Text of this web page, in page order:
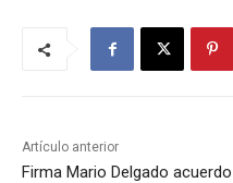
Artículo anterior
Firma Mario Delgado acuerdo